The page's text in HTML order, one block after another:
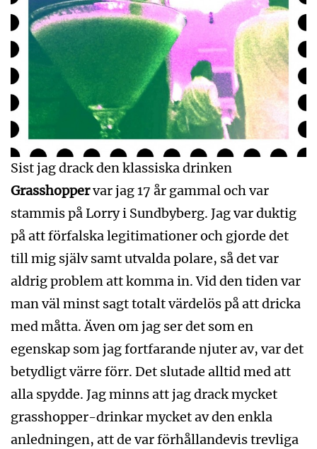
Sist jag drack den klassiska drinken
Grasshoppervar jag 17 år gammal och var
stammis på Lorry i Sundbyberg. Jag var duktig
på att förfalska legitimationer och gjorde det
till mig själv samt utvalda polare, så det var
aldrig problem att komma in. Vid den tiden var
man väl minst sagt totalt värdelös på att dricka
med måtta. Även om jag ser det som en
egenskap som jag fortfarande njuter av, var det
betydligt värre förr. Det slutade alltid med att
alla spydde. Jag minns att jag drack mycket
grasshopper-drinkar mycket av den enkla
anledningen, att de var förhållandevis trevliga